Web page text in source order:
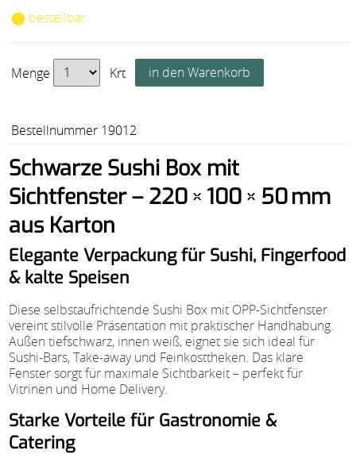
⬤ bestellbar
Menge Krt
Bestellnummer 19012
Schwarze Sushi Box mit
Sichtfenster – 220 × 100 × 50 mm
aus Karton
Elegante Verpackung für Sushi, Fingerfood
& kalte Speisen
Diese selbstaufrichtende Sushi Box mit OPP-Sichtfenster
vereint stilvolle Präsentation mit praktischer Handhabung.
Außen tiefschwarz, innen weiß, eignet sie sich ideal für
Sushi-Bars, Take-away und Feinkosttheken. Das klare
Fenster sorgt für maximale Sichtbarkeit – perfekt für
Vitrinen und Home Delivery.
Starke Vorteile für Gastronomie &
Catering